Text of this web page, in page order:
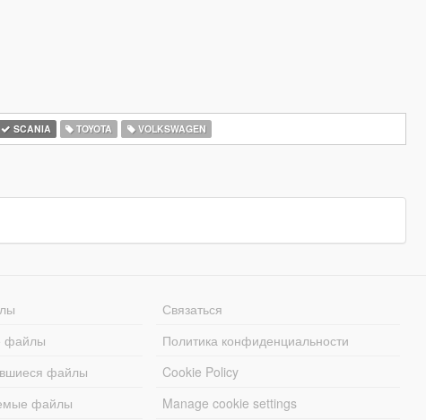
SCANIA TOYOTA VOLKSWAGEN
файлы
файлы
файлы
Связаться
Политика конфиденциальности
Cookie Policy
Manage cookie settings